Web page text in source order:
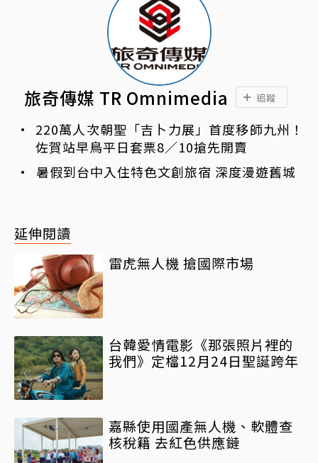
旅奇傳媒 TR Omnimedia 追蹤
220萬人次朝聖「吉卜力展」首度移師九州！
佐賀站早鳥平日套票8／10搶先開賣
暑假到台中入住特色文創旅宿 深度漫遊舊城
延伸閱讀
雷虎無人機 搶國際市場
台韓愛情電影《那張照片裡的
我們》定檔12月24日聖誕跨年
嘉縣使用國產無人機、軟體查
核稅籍 去紅色供應鏈